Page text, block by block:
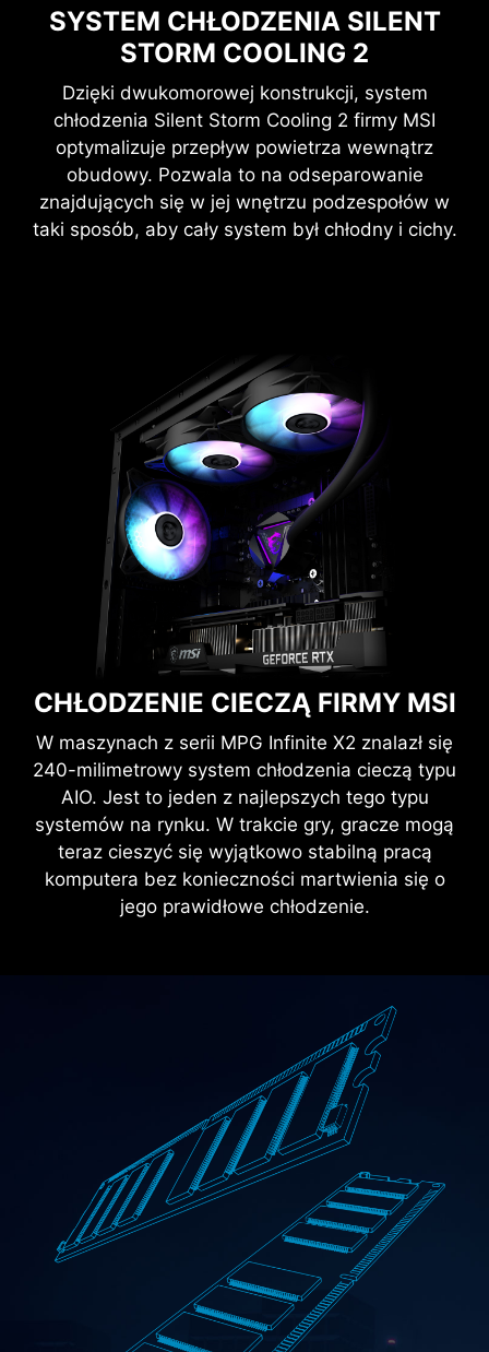
SYSTEM CHŁODZENIA SILENT
STORM COOLING 2
Dzięki dwukomorowej konstrukcji, system
chłodzenia Silent Storm Cooling 2 firmy MSI
optymalizuje przepływ powietrza wewnątrz
obudowy. Pozwala to na odseparowanie
znajdujących się w jej wnętrzu podzespołów w
taki sposób, aby cały system był chłodny i cichy.
CHŁODZENIE CIECZĄ FIRMY MSI
W maszynach z serii MPG Infinite X2 znalazł się
240-milimetrowy system chłodzenia cieczą typu
AIO. Jest to jeden z najlepszych tego typu
systemów na rynku. W trakcie gry, gracze mogą
teraz cieszyć się wyjątkowo stabilną pracą
komputera bez konieczności martwienia się o
jego prawidłowe chłodzenie.